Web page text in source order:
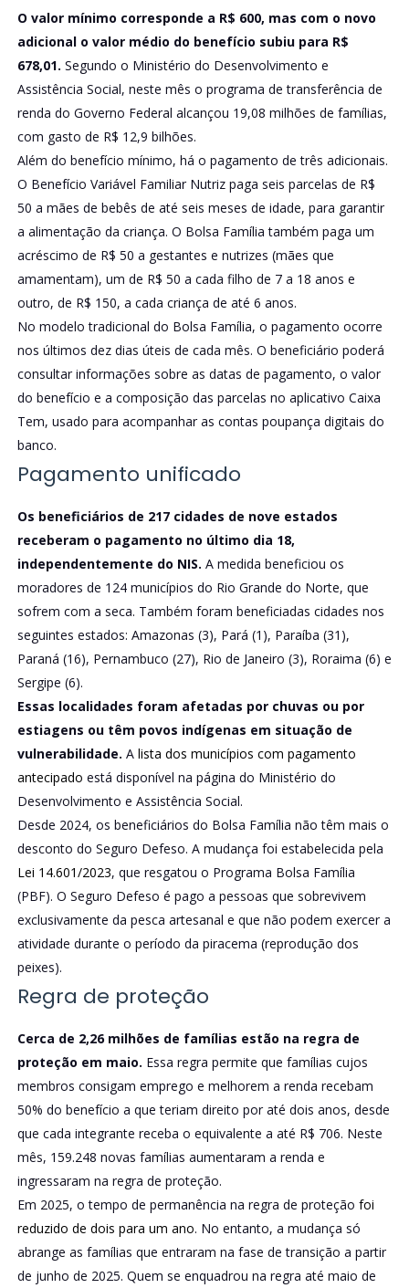
O valor mínimo corresponde a R$ 600, mas com o novo
adicional o valor médio do benefício subiu para R$
678,01. Segundo o Ministério do Desenvolvimento e
Assistência Social, neste mês o programa de transferência de
renda do Governo Federal alcançou 19,08 milhões de famílias,
com gasto de R$ 12,9 bilhões.
Além do benefício mínimo, há o pagamento de três adicionais.
O Benefício Variável Familiar Nutriz paga seis parcelas de R$
50 a mães de bebês de até seis meses de idade, para garantir
a alimentação da criança. O Bolsa Família também paga um
acréscimo de R$ 50 a gestantes e nutrizes (mães que
amamentam), um de R$ 50 a cada filho de 7 a 18 anos e
outro, de R$ 150, a cada criança de até 6 anos.
No modelo tradicional do Bolsa Família, o pagamento ocorre
nos últimos dez dias úteis de cada mês. O beneficiário poderá
consultar informações sobre as datas de pagamento, o valor
do benefício e a composição das parcelas no aplicativo Caixa
Tem, usado para acompanhar as contas poupança digitais do
banco.
Pagamento unificado
Os beneficiários de 217 cidades de nove estados
receberam o pagamento no último dia 18,
independentemente do NIS. A medida beneficiou os
moradores de 124 municípios do Rio Grande do Norte, que
sofrem com a seca. Também foram beneficiadas cidades nos
seguintes estados: Amazonas (3), Pará (1), Paraíba (31),
Paraná (16), Pernambuco (27), Rio de Janeiro (3), Roraima (6) e
Sergipe (6).
Essas localidades foram afetadas por chuvas ou por
estiagens ou têm povos indígenas em situação de
vulnerabilidade. A lista dos municípios com pagamento
antecipado está disponível na página do Ministério do
Desenvolvimento e Assistência Social.
Desde 2024, os beneficiários do Bolsa Família não têm mais o
desconto do Seguro Defeso. A mudança foi estabelecida pela
Lei 14.601/2023, que resgatou o Programa Bolsa Família
(PBF). O Seguro Defeso é pago a pessoas que sobrevivem
exclusivamente da pesca artesanal e que não podem exercer a
atividade durante o período da piracema (reprodução dos
peixes).
Regra de proteção
Cerca de 2,26 milhões de famílias estão na regra de
proteção em maio. Essa regra permite que famílias cujos
membros consigam emprego e melhorem a renda recebam
50% do benefício a que teriam direito por até dois anos, desde
que cada integrante receba o equivalente a até R$ 706. Neste
mês, 159.248 novas famílias aumentaram a renda e
ingressaram na regra de proteção.
Em 2025, o tempo de permanência na regra de proteção foi
reduzido de dois para um ano. No entanto, a mudança só
abrange as famílias que entraram na fase de transição a partir
de junho de 2025. Quem se enquadrou na regra até maio de